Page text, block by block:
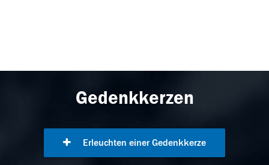
Gedenkkerzen
Erleuchten einer Gedenkkerze